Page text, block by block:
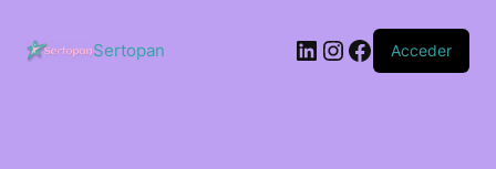
contenido
Sertopan LinkedIn
Instagram
Facebook
Acceder